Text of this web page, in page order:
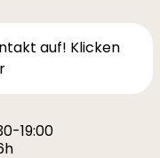
auf! Klicken
19:00